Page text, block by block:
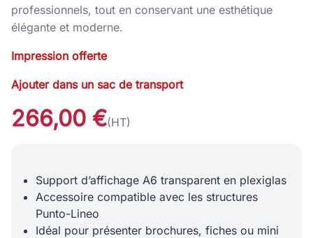
professionnels, tout en conservant une esthétique
élégante et moderne.
Impression offerte
Ajouter dans un sac de transport
266,00 €(HT)
Support d’affichage A6 transparent en plexiglas
Accessoire compatible avec les structures
Punto-Lineo
Idéal pour présenter brochures, fiches ou mini